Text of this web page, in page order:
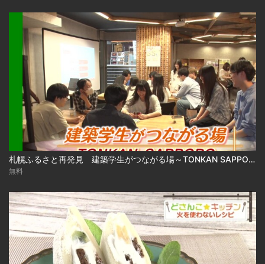
札幌ふるさと再発見 建築学生がつながる場～TONKAN SAPPORO～2026年8月1日放送
無料